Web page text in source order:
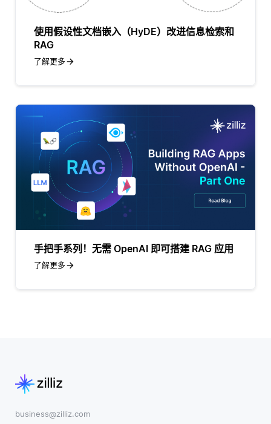
使用假设性文档嵌入（HyDE）改进信息检索和
RAG
了解更多
手把手系列！无需 OpenAI 即可搭建 RAG 应用
了解更多
business@zilliz.com